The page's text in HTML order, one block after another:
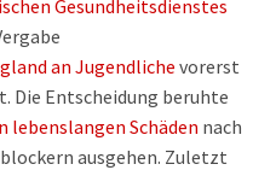
Gesundheitsdienstes
an Jugendliche vorerst
Entscheidung beruhte
lebenslangen Schäden nach
ausgehen. Zuletzt